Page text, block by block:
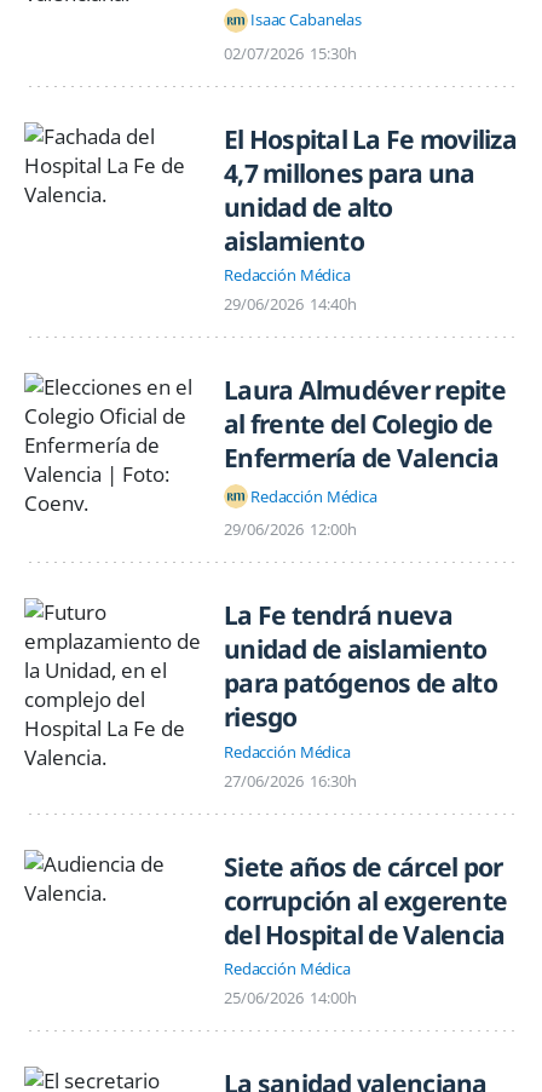
Isaac Cabanelas
02/07/2026 15:30h
El Hospital La Fe moviliza
4,7 millones para una
unidad de alto
aislamiento
Redacción Médica
29/06/2026 14:40h
Laura Almudéver repite
al frente del Colegio de
Enfermería de Valencia
Redacción Médica
29/06/2026 12:00h
La Fe tendrá nueva
unidad de aislamiento
para patógenos de alto
riesgo
Redacción Médica
27/06/2026 16:30h
Siete años de cárcel por
corrupción al exgerente
del Hospital de Valencia
Redacción Médica
25/06/2026 14:00h
La sanidad valenciana